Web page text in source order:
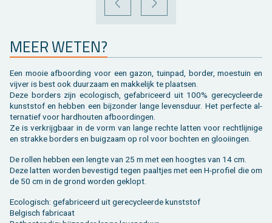
VORIGE VOLGENDE
MEER WETEN?
Een mooie af­boor­ding voor een gazon, tuin­pad, bor­der, moes­tuin en
vij­ver is best ook duur­zaam en mak­ke­lijk te plaat­sen.
Deze bor­ders zijn eco­lo­gisch, ge­fa­bri­ceerd uit 100% ge­re­cy­cleer­de
kunst­stof en heb­ben een bij­zon­der lange le­vens­duur. Het per­fec­te al­
ter­na­tief voor hard­hou­ten af­boor­din­gen.
Ze is ver­krijg­baar in de vorm van lange rech­te lat­ten voor recht­lij­ni­ge
en strak­ke bor­ders en buig­zaam op rol voor boch­ten en glooi­in­gen.
De rol­len heb­ben een leng­te van 25 m met een hoog­tes van 14 cm.
Deze lat­ten wor­den be­ves­tigd tegen paal­tjes met een H-pro­fiel die om
de 50 cm in de grond wor­den ge­klopt.
Eco­lo­gisch: ge­fa­bri­ceerd uit ge­re­cy­cleer­de kunst­stof
Bel­gisch fa­bri­caat